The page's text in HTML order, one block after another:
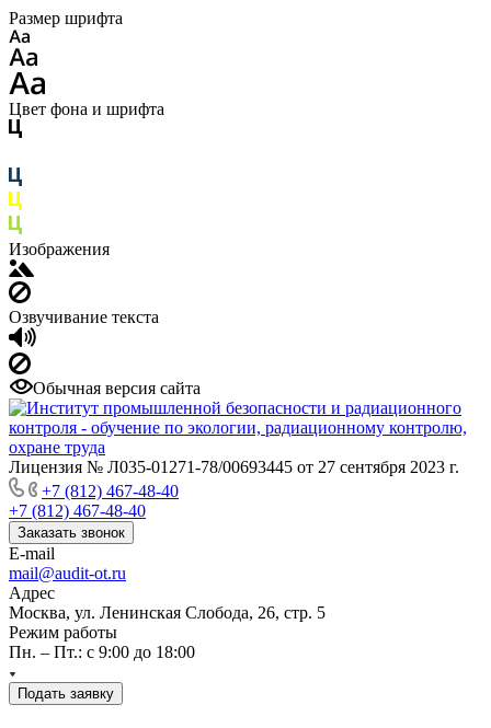
Размер шрифта
Цвет фона и шрифта
Изображения
Озвучивание текста
Обычная версия сайта
Лицензия № Л035-01271-78/00693445 от 27 сентября 2023 г.
+7 (812) 467-48-40
+7 (812) 467-48-40
Заказать звонок
E-mail
mail@audit-ot.ru
Адрес
Москва, ул. Ленинская Слобода, 26, стр. 5
Режим работы
Пн. – Пт.: с 9:00 до 18:00
Подать заявку